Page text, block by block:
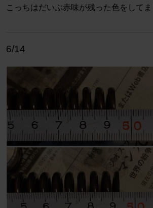
こっちはだいぶ赤味が残った色をしてま
6/14